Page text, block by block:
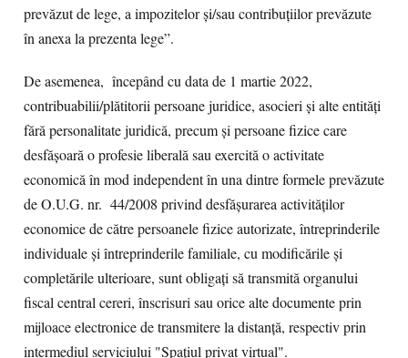
prevăzut de lege, a impozitelor şi/sau contribuţiilor prevăzute
în anexa la prezenta lege”.
De asemenea, începând cu data de 1 martie 2022,
contribuabilii/plătitorii persoane juridice, asocieri şi alte entităţi
fără personalitate juridică, precum şi persoane fizice care
desfăşoară o profesie liberală sau exercită o activitate
economică în mod independent în una dintre formele prevăzute
de O.U.G. nr. 44/2008 privind desfăşurarea activităţilor
economice de către persoanele fizice autorizate, întreprinderile
individuale şi întreprinderile familiale, cu modificările şi
completările ulterioare, sunt obligaţi să transmită organului
fiscal central cereri, înscrisuri sau orice alte documente prin
mijloace electronice de transmitere la distanţă, respectiv prin
intermediul serviciului "Spaţiul privat virtual".